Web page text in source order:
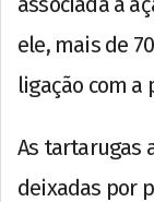
ele, mais de
ligação com a
As tartarugas
deixadas por